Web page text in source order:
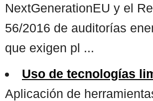
NextGenerationEU y el
56/2016 de auditorías
que exigen pl ...
Uso de tecnologías
Aplicación de